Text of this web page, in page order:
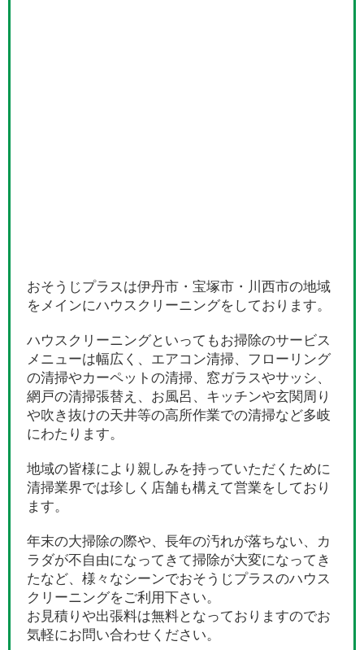
おそうじプラスは伊丹市・宝塚市・川西市の地域
をメインにハウスクリーニングをしております。
ハウスクリーニングといってもお掃除のサービス
メニューは幅広く、エアコン清掃、フローリング
の清掃やカーペットの清掃、窓ガラスやサッシ、
網戸の清掃張替え、お風呂、キッチンや玄関周り
や吹き抜けの天井等の高所作業での清掃など多岐
にわたります。
地域の皆様により親しみを持っていただくために
清掃業界では珍しく店舗も構えて営業をしており
ます。
年末の大掃除の際や、長年の汚れが落ちない、カ
ラダが不自由になってきて掃除が大変になってき
たなど、様々なシーンでおそうじプラスのハウス
クリーニングをご利用下さい。
お見積りや出張料は無料となっておりますのでお
気軽にお問い合わせください。